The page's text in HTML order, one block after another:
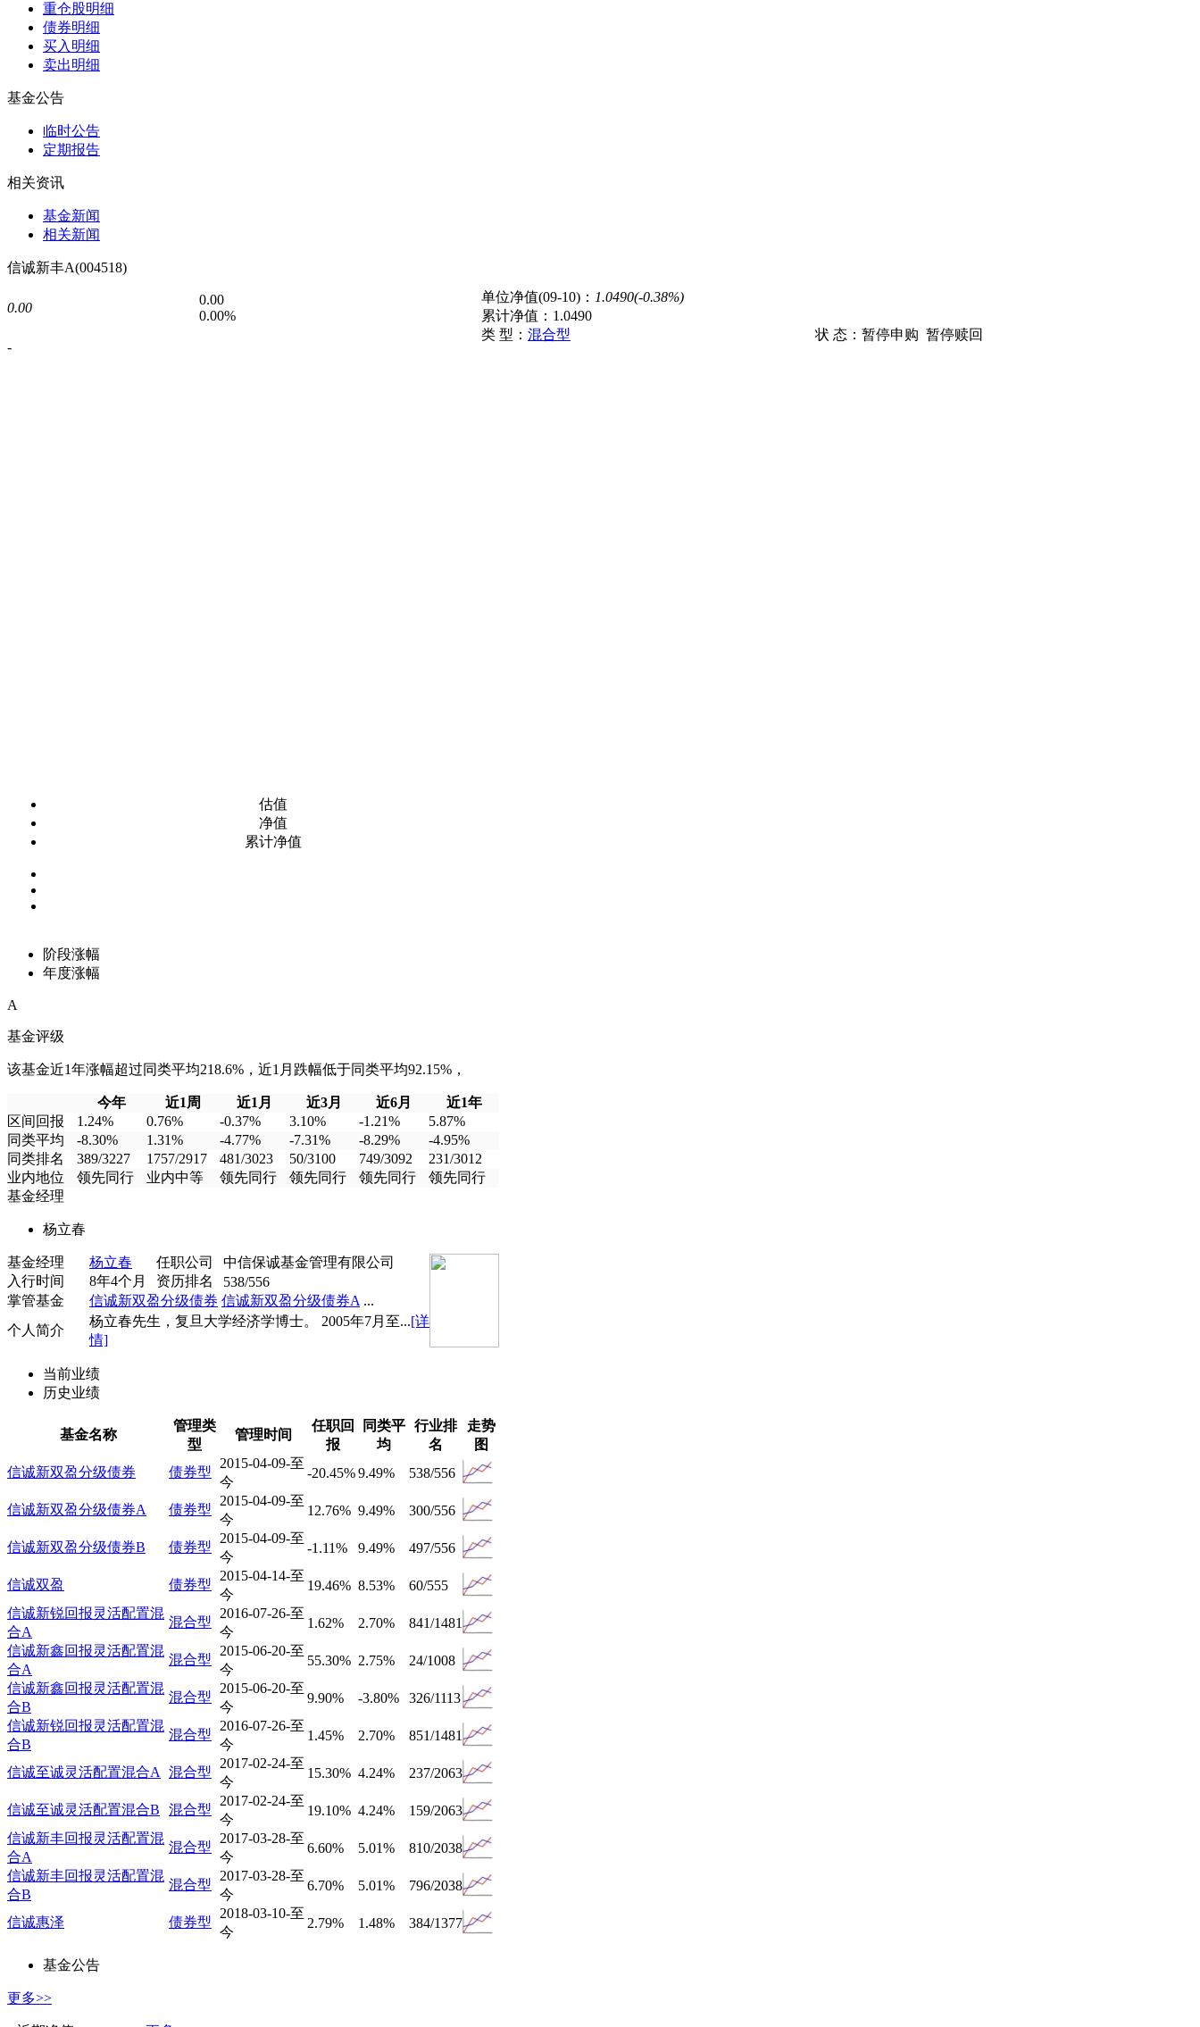
重仓股明细
债券明细
买入明细
卖出明细
基金公告
临时公告
定期报告
相关资讯
基金新闻
相关新闻
信诚新丰A(004518)
0.00
0.00
0.00%
-
单位净值(09-10)： 1.0490(-0.38%)
累计净值： 1.0490
类 型： 混合型 状 态： 暂停申购 暂停赎回
估值
净值
累计净值
阶段涨幅
年度涨幅
A
基金评级
该基金近1年涨幅超过同类平均218.6%，近1月跌幅低于同类平均92.15%，
今年 近1周 近1月 近3月 近6月
近1年
区间回报
1.24% 0.76% -0.37% 3.10% -1.21%
5.87%
同类平均
-8.30% 1.31% -4.77% -7.31% -8.29%
-4.95%
同类排名
389/3227 1757/2917 481/3023 50/3100 749/3092
231/3012
业内地位
领先同行 业内中等 领先同行 领先同行 领先同行
领先同行
基金经理
杨立春
基金经理 杨立春 任职公司
中信保诚基金管理有限公司
入行时间
8年4个月 资历排名
538/556
掌管基金
信诚新双盈分级债券 信诚新双盈分级债券A ...
个人简介
杨立春先生，复旦大学经济学博士。 2005年7月至...[详
情]
当前业绩
历史业绩
基金名称
管理类
型
管理时间
任职回
报
同类平
均
行业排
名
走势
图
信诚新双盈分级债券
债券型
2015-04-09-至
今
-20.45%9.49% 538/556
信诚新双盈分级债券A 债券型
2015-04-09-至
今
12.76% 9.49% 300/556
信诚新双盈分级债券B 债券型
2015-04-09-至
今
-1.11% 9.49% 497/556
信诚双盈 债券型
2015-04-14-至
今
19.46% 8.53%
60/555
信诚新锐回报灵活配置混
合A
混合型
2016-07-26-至
今
1.62% 2.70%
841/1481
信诚新鑫回报灵活配置混
合A
混合型
2015-06-20-至
今
55.30% 2.75%
24/1008
信诚新鑫回报灵活配置混
合B
混合型
2015-06-20-至
今
9.90% -3.80%
326/1113
信诚新锐回报灵活配置混
合B
混合型
2016-07-26-至
今
1.45% 2.70% 851/1481
信诚至诚灵活配置混合A 混合型
2017-02-24-至
今
15.30% 4.24% 237/2063
信诚至诚灵活配置混合B 混合型
2017-02-24-至
今
19.10% 4.24%
159/2063
信诚新丰回报灵活配置混
合A
混合型
2017-03-28-至
今
6.60% 5.01%
810/2038
信诚新丰回报灵活配置混
合B
混合型
2017-03-28-至
今
6.70% 5.01% 796/2038
信诚惠泽 债券型
2018-03-10-至
今
2.79% 1.48% 384/1377
基金公告
更多>>